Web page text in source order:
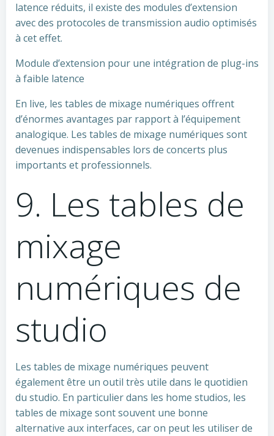
latence réduits, il existe des modules d’extension
avec des protocoles de transmission audio optimisés
à cet effet.
Module d’extension pour une intégration de plug-ins
à faible latence
En live, les tables de mixage numériques offrent
d’énormes avantages par rapport à l’équipement
analogique. Les tables de mixage numériques sont
devenues indispensables lors de concerts plus
importants et professionnels.
9. Les tables de
mixage
numériques de
studio
Les tables de mixage numériques peuvent
également être un outil très utile dans le quotidien
du studio. En particulier dans les home studios, les
tables de mixage sont souvent une bonne
alternative aux interfaces, car on peut les utiliser de